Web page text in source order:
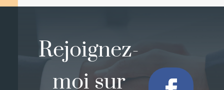
Rejoignez-
moi sur